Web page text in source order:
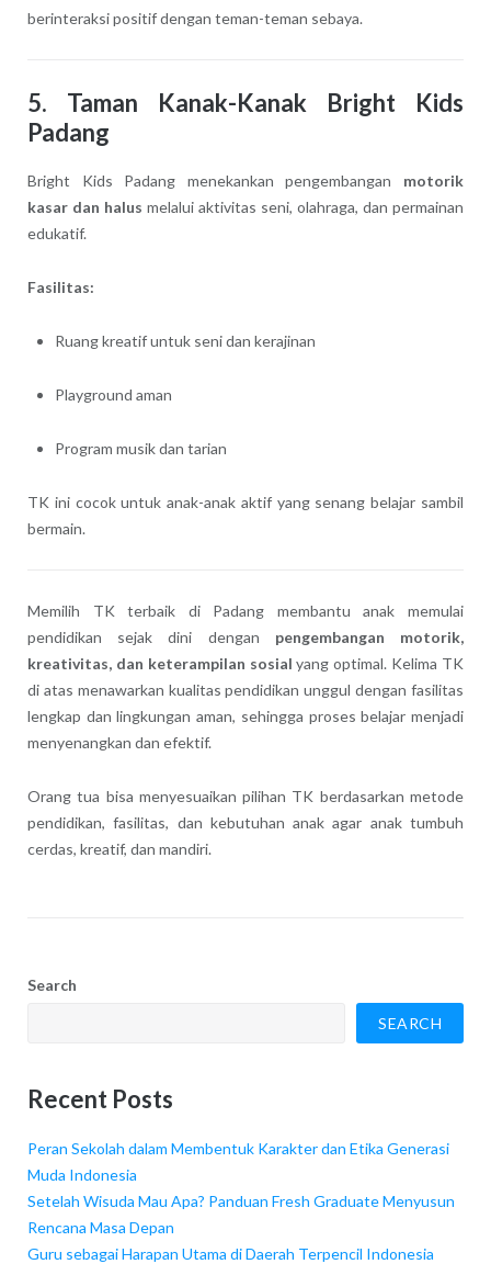
berinteraksi positif dengan teman-teman sebaya.
5. Taman Kanak-Kanak Bright Kids
Padang
Bright Kids Padang menekankan pengembangan motorik
kasar dan halus melalui aktivitas seni, olahraga, dan permainan
edukatif.
Fasilitas:
Ruang kreatif untuk seni dan kerajinan
Playground aman
Program musik dan tarian
TK ini cocok untuk anak-anak aktif yang senang belajar sambil
bermain.
Memilih TK terbaik di Padang membantu anak memulai
pendidikan sejak dini dengan pengembangan motorik,
kreativitas, dan keterampilan sosial yang optimal. Kelima TK
di atas menawarkan kualitas pendidikan unggul dengan fasilitas
lengkap dan lingkungan aman, sehingga proses belajar menjadi
menyenangkan dan efektif.
Orang tua bisa menyesuaikan pilihan TK berdasarkan metode
pendidikan, fasilitas, dan kebutuhan anak agar anak tumbuh
cerdas, kreatif, dan mandiri.
Search
SEARCH
Recent Posts
Peran Sekolah dalam Membentuk Karakter dan Etika Generasi
Muda Indonesia
Setelah Wisuda Mau Apa? Panduan Fresh Graduate Menyusun
Rencana Masa Depan
Guru sebagai Harapan Utama di Daerah Terpencil Indonesia